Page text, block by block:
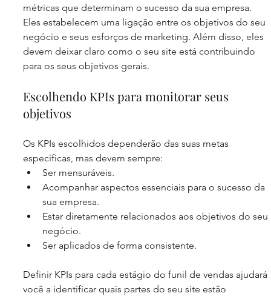
métricas que determinam o sucesso da sua empresa.
Eles estabelecem uma ligação entre os objetivos do seu
negócio e seus esforços de marketing. Além disso, eles
devem deixar claro como o seu site está contribuindo
para os seus objetivos gerais.
Escolhendo KPIs para monitorar seus
objetivos
Os KPIs escolhidos dependerão das suas metas
específicas, mas devem sempre:
Ser mensuráveis.
Acompanhar aspectos essenciais para o sucesso da
sua empresa.
Estar diretamente relacionados aos objetivos do seu
negócio.
Ser aplicados de forma consistente.
Definir KPIs para cada estágio do funil de vendas ajudará
você a identificar quais partes do seu site estão